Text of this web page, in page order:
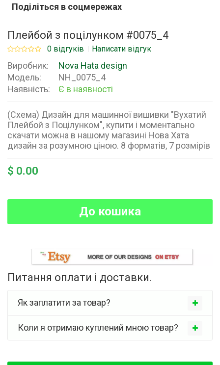
Поділіться в соцмережах
Плейбой з поцілунком #0075_4
0 відгуків Написати відгук
Виробник:
Nova Hata design
Модель:
NH_0075_4
Наявність:
Є в наявності
(Схема) Дизайн для машинної вишивки "Вухатий
Плейбой з Поцілунком", купити і моментально
скачати можна в нашому магазині Нова Хата
дизайн за розумною ціною. 8 форматів, 7 розмірів
$ 0.00
До кошика
Питання оплати і доставки.
Як заплатити за товар?
Коли я отримаю куплений мною товар?